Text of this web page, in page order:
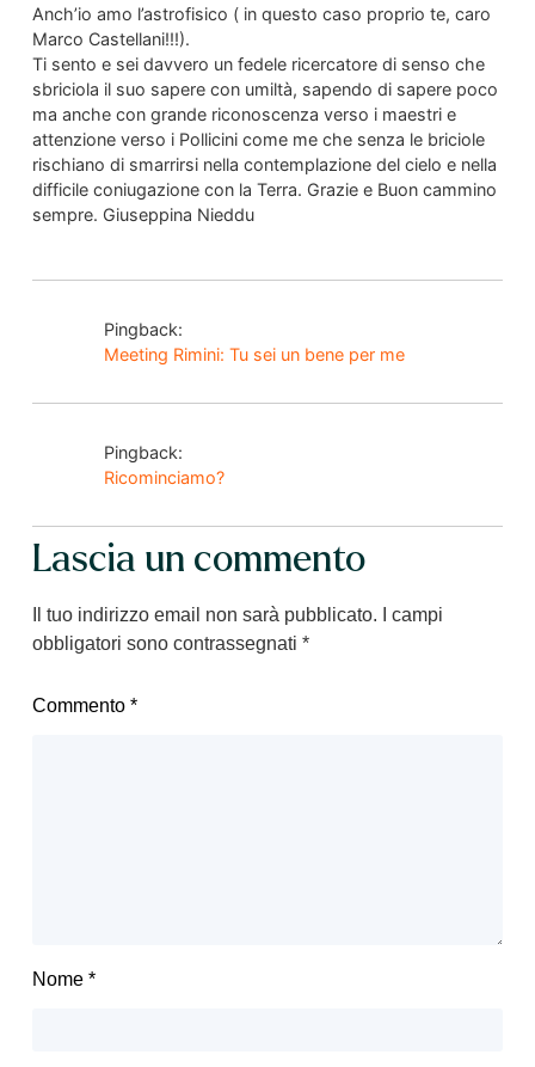
Anch’io amo l’astrofisico ( in questo caso proprio te, caro
Marco Castellani!!!).
Ti sento e sei davvero un fedele ricercatore di senso che
sbriciola il suo sapere con umiltà, sapendo di sapere poco
ma anche con grande riconoscenza verso i maestri e
attenzione verso i Pollicini come me che senza le briciole
rischiano di smarrirsi nella contemplazione del cielo e nella
difficile coniugazione con la Terra. Grazie e Buon cammino
sempre. Giuseppina Nieddu
Pingback:
Meeting Rimini: Tu sei un bene per me
Pingback:
Ricominciamo?
Lascia un commento
Il tuo indirizzo email non sarà pubblicato.
I campi
obbligatori sono contrassegnati *
Commento *
Nome *